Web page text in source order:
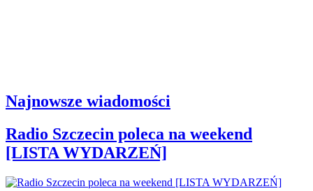
Najnowsze wiadomości
Radio Szczecin poleca na weekend
[LISTA WYDARZEŃ]